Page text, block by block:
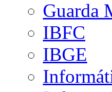
Guarda
IBFC
IBGE